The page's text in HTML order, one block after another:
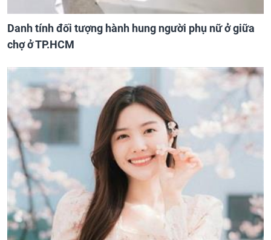
Danh tính đối tượng hành hung người phụ nữ ở giữa
chợ ở TP.HCM